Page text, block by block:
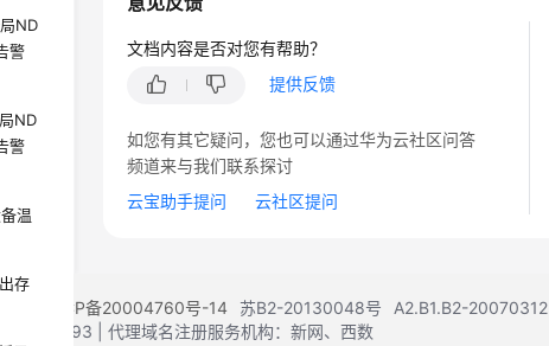
ND
警
ND
警
温
存
文档内容是否对您有帮助？
提供反馈
如您有其它疑问，您也可以通过华为云社区问答
频道来与我们联系探讨
云宝助手提问
云社区提问
有 黔ICP备20004760号-14 苏B2-20130048号
A2.B1.B2-20070312
20200593 | 代理域名注册服务机构：新网、西数